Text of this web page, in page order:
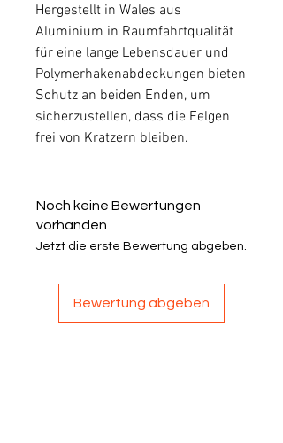
Hergestellt in Wales aus
Aluminium in Raumfahrtqualität
für eine lange Lebensdauer und
Polymerhakenabdeckungen bieten
Schutz an beiden Enden, um
sicherzustellen, dass die Felgen
frei von Kratzern bleiben.
Noch keine Bewertungen
vorhanden
Jetzt die erste Bewertung abgeben.
Bewertung abgeben